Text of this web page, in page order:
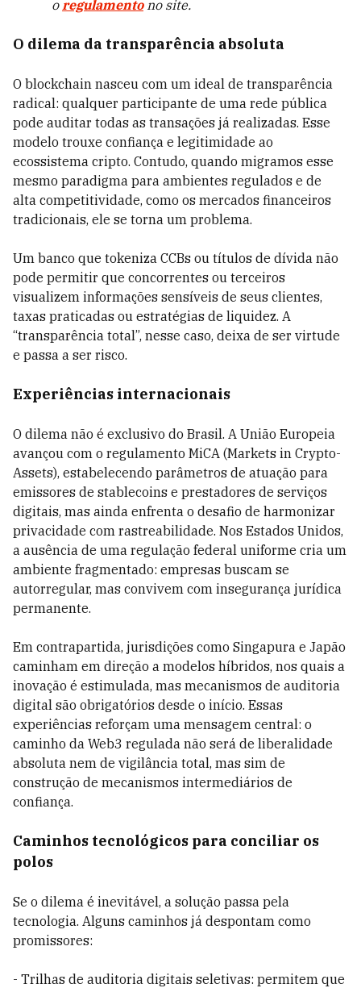
oregulamentono site.
O dilema da transparência absoluta
O blockchain nasceu com um ideal de transparência
radical: qualquer participante de uma rede pública
pode auditar todas as transações já realizadas. Esse
modelo trouxe confiança e legitimidade ao
ecossistema cripto. Contudo, quando migramos esse
mesmo paradigma para ambientes regulados e de
alta competitividade, como os mercados financeiros
tradicionais, ele se torna um problema.
Um banco que tokeniza CCBs ou títulos de dívida não
pode permitir que concorrentes ou terceiros
visualizem informações sensíveis de seus clientes,
taxas praticadas ou estratégias de liquidez. A
“transparência total”, nesse caso, deixa de ser virtude
e passa a ser risco.
Experiências internacionais
O dilema não é exclusivo do Brasil. A União Europeia
avançou com o regulamento MiCA (Markets in Crypto-
Assets), estabelecendo parâmetros de atuação para
emissores de stablecoins e prestadores de serviços
digitais, mas ainda enfrenta o desafio de harmonizar
privacidade com rastreabilidade. Nos Estados Unidos,
a ausência de uma regulação federal uniforme cria um
ambiente fragmentado: empresas buscam se
autorregular, mas convivem com insegurança jurídica
permanente.
Em contrapartida, jurisdições como Singapura e Japão
caminham em direção a modelos híbridos, nos quais a
inovação é estimulada, mas mecanismos de auditoria
digital são obrigatórios desde o início. Essas
experiências reforçam uma mensagem central: o
caminho da Web3 regulada não será de liberalidade
absoluta nem de vigilância total, mas sim de
construção de mecanismos intermediários de
confiança.
Caminhos tecnológicos para conciliar os
polos
Se o dilema é inevitável, a solução passa pela
tecnologia. Alguns caminhos já despontam como
promissores:
- Trilhas de auditoria digitais seletivas: permitem que